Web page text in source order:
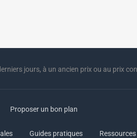
jours, à un ancien prix ou au prix
Proposer un bon plan
Guides pratiques